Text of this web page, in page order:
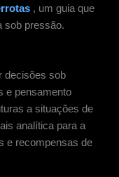
, um guia que
sob pressão.
decisões sob
e pensamento
a situações de
analítica para a
e recompensas de